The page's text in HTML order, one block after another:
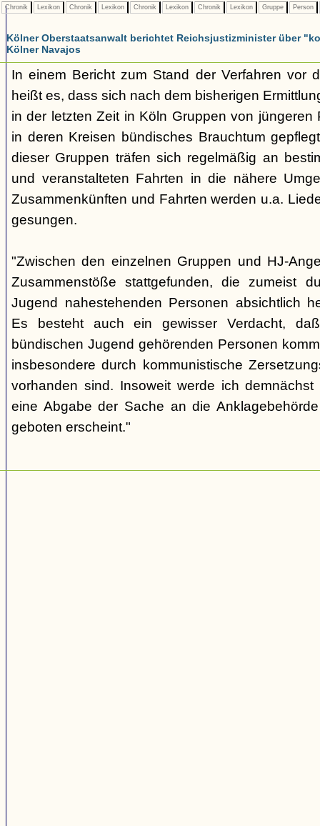
Chronik Lexikon Chronik Lexikon Chronik Lexikon Chronik Lexikon Gruppe Person
Kölner Oberstaatsanwalt berichtet Reichsjustizminister über
Kölner Navajos
In einem Bericht zum Stand der Verfahren vor
heißt es, dass sich nach dem bisherigen
in der letzten Zeit in Köln Gruppen von jüngeren
in deren Kreisen bündisches Brauchtum
dieser Gruppen träfen sich regelmäßig an
und veranstalteten Fahrten in die nähere
Zusammenkünften und Fahrten werden u.a.
gesungen.
"Zwischen den einzelnen Gruppen und HJ-
Zusammenstöße stattgefunden, die zumeist
Jugend nahestehenden Personen absichtlich
Es besteht auch ein gewisser Verdacht,
bündischen Jugend gehörenden Personen
insbesondere durch kommunistische
vorhanden sind. Insoweit werde ich
eine Abgabe der Sache an die
geboten erscheint."